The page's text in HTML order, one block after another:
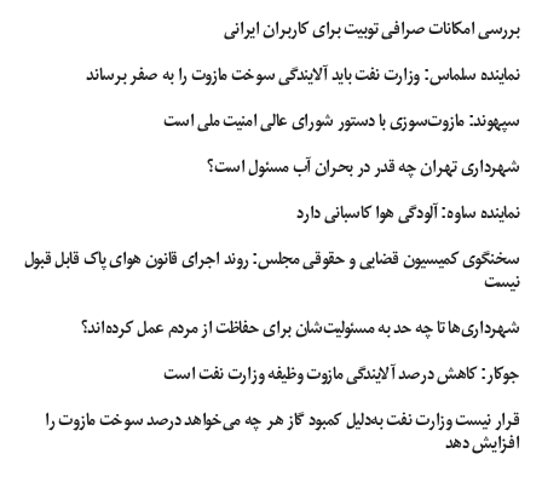
ضعیف عمل می‌کنند و نه تنها در مورد برنامه های صدا و سیما این اتفاق رخ می‌دهد
بلکه در سایر موارد، مجلس اذعان می‌کند که به وظیفه نظارتی خود خوب عمل نکرده
آن طور که باید و شاید به وظایف نظارتی خود عمل کند و به عنوان نمونه
اختلاص‌های چند صد میلیاردی و… اتفاق افتاد.
ضعف نظارت سبب قانون گریزی دستگاه‌ها می‌شود
عضو پیشین مجمع تشخیص مصلحت نظام در پایان گفت: به طور کلی نظارت در
کشور ما ضعیف است و بر اساس همین ضعف نظارتی، متاسفانه هر دستگاهی
می‌تواند قانون گریز شود و ازاین قانون گریزی بهره‌جویی کرده و به تعهدات خود عمل
نکند و متاسفانه قانون گریزی به دلیل ضعف دستگاه‌های نظارتی در کشور رو به
افزایش است.
انتصابات فامیلی
بررسی امکانات صرافی توبیت برای کاربران ایرانی
نماینده سلماس: وزارت نفت باید آلایندگی سوخت مازوت را به صفر برساند
سپهوند:‌ مازوت‌سوزی با دستور شورای عالی امنیت ملی است
شهرداری تهران چه قدر در بحران آب مسئول است؟
نماینده ساوه: آلودگی هوا کاسبانی دارد
سخنگوی کمیسیون قضایی و حقوقی مجلس: روند اجرای قانون هوای پاک قابل قبول
نیست
شهرداری‌ها تا چه حد به مسئولیت‌شان برای حفاظت از مردم عمل کرده‌اند؟
جوکار: کاهش درصد آلایندگی مازوت وظیفه وزارت نفت است
قرار نیست وزارت نفت به‌دلیل کمبود گاز هر چه می‌خواهد درصد سوخت مازوت را
افزایش دهد